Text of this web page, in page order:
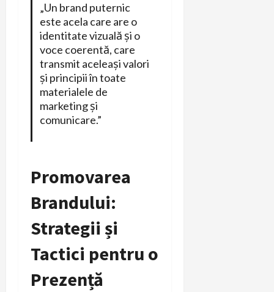
„Un brand puternic
este acela care are o
identitate vizuală și o
voce coerentă, care
transmit aceleași valori
și principii în toate
materialele de
marketing și
comunicare.”
Promovarea
Brandului:
Strategii și
Tactici pentru o
Prezență